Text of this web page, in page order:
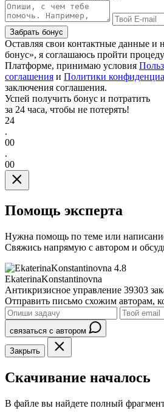
Забрать бонус
Оставляя свои контактные данные и
бонус», я соглашаюсь пройти
Платформе, принимаю условия
соглашения и Политики
заключения соглашения.
Успей получить бонус и потратить
за 24 часа, чтобы не потерять!
24
.
00
.
00
Помощь эксперта
Нужна помощь по теме или
Свяжись напрямую с автором и
4.8
EkaterinaKonstantinovna
Антикризисное управление 39303
Отправить письмо схожим авторам,
связаться с автором
Закрыть
Скачивание началось
В файле вы найдете полный